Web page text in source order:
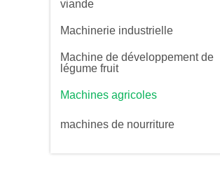
viande
Machinerie industrielle
Machine de développement de
légume fruit
Machines agricoles
machines de nourriture